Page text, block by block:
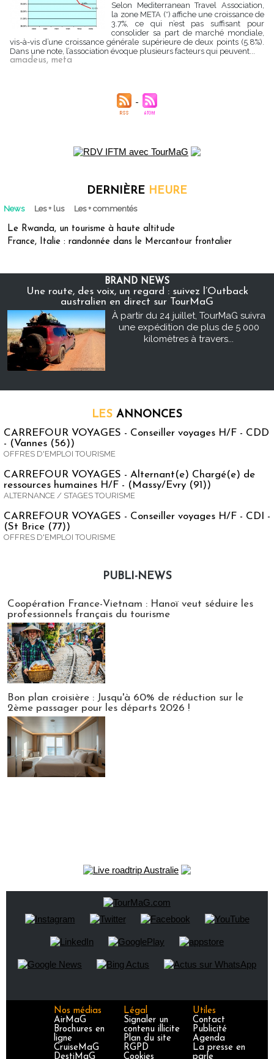
Selon Mediterranean Travel Association,
la zone META (*) affiche une croissance de
3.7%, ce qui n’est pas suffisant pour
consolider sa part de marché mondiale,
vis-à-vis d’une croissance générale supérieure de deux points (5.8%).
Dans une note, l’association évoque plusieurs facteurs qui peuvent...
amadeus, meta
DERNIÈRE HEURE
News Les + lus Les + commentés
Le Rwanda, un tourisme à haute altitude
France, Italie : randonnée dans le Mercantour frontalier
BRAND NEWS
Une route, des voix, un regard : suivez l’Outback
australien en direct sur TourMaG
À partir du 24 juillet, TourMaG suivra
une expédition de plus de 5 000
kilomètres à travers...
LES ANNONCES
CARREFOUR VOYAGES - Conseiller voyages H/F - CDD
- (Vannes (56))
OFFRES D'EMPLOI TOURISME
CARREFOUR VOYAGES - Alternant(e) Chargé(e) de
ressources humaines H/F - (Massy/Evry (91))
ALTERNANCE / STAGES TOURISME
CARREFOUR VOYAGES - Conseiller voyages H/F - CDI -
(St Brice (77))
OFFRES D'EMPLOI TOURISME
PUBLI-NEWS
Coopération France-Vietnam : Hanoï veut séduire les
professionnels français du tourisme
Bon plan croisière : Jusqu'à 60% de réduction sur le
2ème passager pour les départs 2026 !
Nos médias
AirMaG
Brochures en
ligne
CruiseMaG
DestiMaG
Légal
Signaler un
contenu illicite
Plan du site
RGPD
Cookies
Utiles
Contact
Publicité
Agenda
La presse en
parle